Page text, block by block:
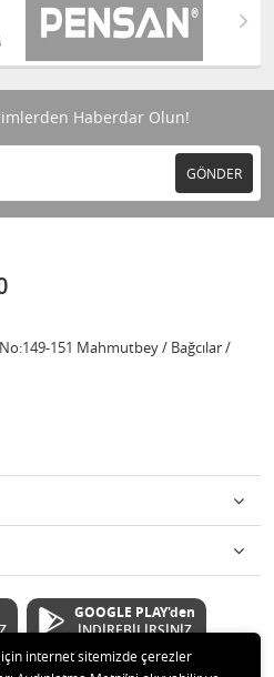
Haberdar Olun!
GÖNDER
No:149-151 Mahmutbey / Bağcılar /
GOOGLE PLAY'den
İNDİREBİLİRSİNİZ
internet sitemizde çerezler